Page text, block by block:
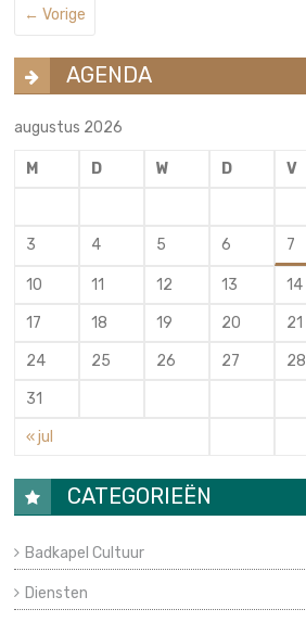
← Vorige
AGENDA
augustus 2026
M D W D V
3 4 5 6 7
10 11 12 13 14
17 18 19 20 21
24 25 26 27 28
31
« jul
CATEGORIEËN
Badkapel Cultuur
Diensten